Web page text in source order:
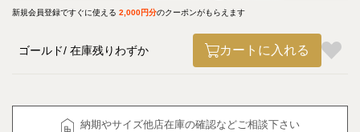
新規会員登録ですぐに使える 2,000円分のクーポンがもらえます
ゴールド 在庫残りわずか カートに入れる
納期やサイズ他店在庫の確認などご相談下さい